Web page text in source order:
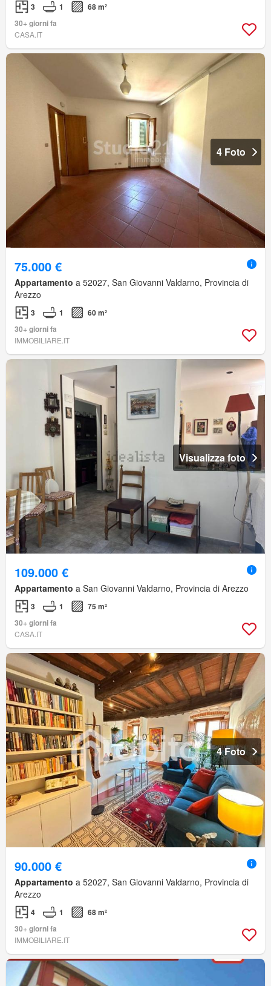
3 1
68 m²
30+ giorni fa
CASA.IT
4 Foto
75.000 €
Appartamento a 52027, San Giovanni Valdarno, Provincia di
Arezzo
3 1
60 m²
30+ giorni fa
IMMOBILIARE.IT
Visualizza foto
109.000 €
Appartamento a San Giovanni Valdarno, Provincia di Arezzo
3 1
75 m²
30+ giorni fa
CASA.IT
4 Foto
90.000 €
Appartamento a 52027, San Giovanni Valdarno, Provincia di
Arezzo
4 1
68 m²
30+ giorni fa
IMMOBILIARE.IT